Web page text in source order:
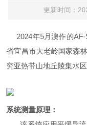
更新时间：
2024年5月澳作的AF-
省宜昌市大老岭国家森
究亚热带山地丘陵集水
系统测量原理：